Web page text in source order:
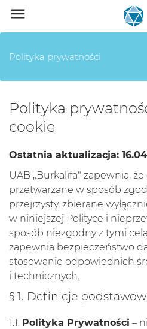

Polityka prywatności
Polityka
cookie
Ostatnia aktualizacja:
UAB „Burkalifa" zapewnia,
przetwarzane w sposób
przejrzysty, zbierane
w niniejszej Polityce i
sposób niezgodny z tymi
zapewnia bezpieczeństwo
stosowanie odpowiednich
i technicznych.
§ 1. Definicje
1.1. Polityka Prywatności –